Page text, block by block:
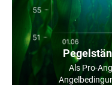
Als Pro-